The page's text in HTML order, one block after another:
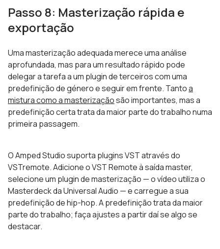
Passo 8: Masterização rápida e
exportação
Uma masterização adequada merece uma análise
aprofundada, mas para um resultado rápido pode
delegar a tarefa a um plugin de terceiros com uma
predefinição de género e seguir em frente. Tantoa
mistura como a masterizaçãosão importantes, mas a
predefinição certa trata da maior parte do trabalho numa
primeira passagem.
O Amped Studio suporta plugins VST através do
VSTremote. Adicione o VST Remote à saída master,
selecione um plugin de masterização — o vídeo utiliza o
Masterdeck da Universal Audio — e carregue a sua
predefinição de hip-hop. A predefinição trata da maior
parte do trabalho; faça ajustes a partir daí se algo se
destacar.